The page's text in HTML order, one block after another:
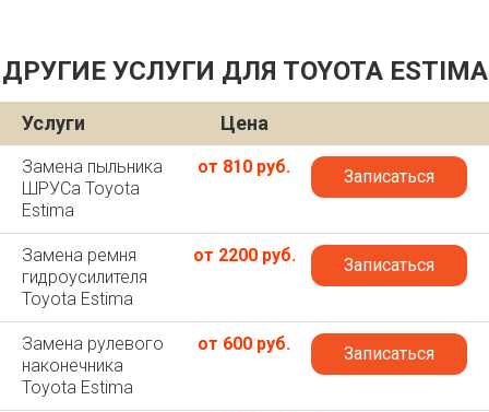
ДРУГИЕ УСЛУГИ ДЛЯ TOYOTA ESTIMA
Услуги Цена
Замена пыльника
ШРУСа Toyota
Estima
от 810 руб. Записаться
Замена ремня
гидроусилителя
Toyota Estima
от 2200 руб. Записаться
Замена рулевого
наконечника
Toyota Estima
от 600 руб. Записаться